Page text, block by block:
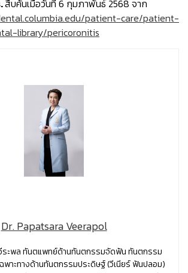
สืบค้นเมื่อวันที่ 6 กุมภาพันธ์ 2568 จาก
patient-care/patient-
library/pericoronitis
Dr. Papatsara Veerapol
ะพล ทันตแพทย์ด้านทันตกรรมจัดฟัน ทันตกรรม
พาะทางด้านทันตกรรมประดิษฐ์ (วีเนียร์ ฟันปลอม)